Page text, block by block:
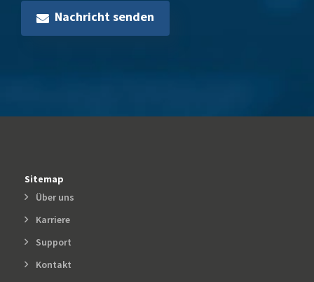
Nachricht senden
Sitemap
Über uns
Karriere
Support
Kontakt